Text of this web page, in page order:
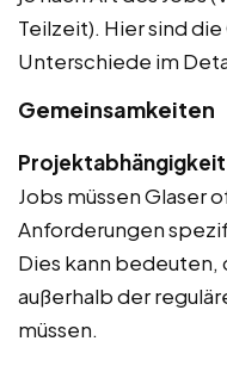
Teilzeit). Hier sind
Unterschiede im
Gemeinsamkeiten
Jobs müssen Glaser
Anforderungen
Dies kann bedeuten,
außerhalb der
müssen.